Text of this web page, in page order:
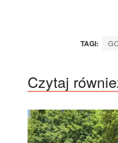
TAGI:
Czytaj